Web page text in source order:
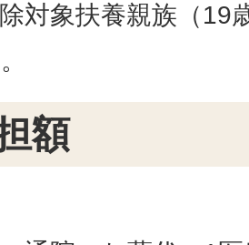
対象扶養親族（19
額